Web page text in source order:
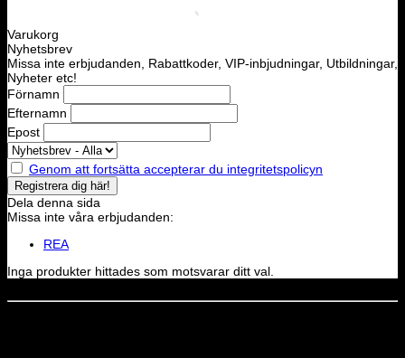
Varukorg
Nyhetsbrev
Missa inte erbjudanden, Rabattkoder, VIP-inbjudningar, Utbildningar,
Nyheter etc!
Förnamn
Efternamn
Epost
Genom att fortsätta accepterar du integritetspolicyn
Dela denna sida
Missa inte våra erbjudanden:
REA
Inga produkter hittades som motsvarar ditt val.